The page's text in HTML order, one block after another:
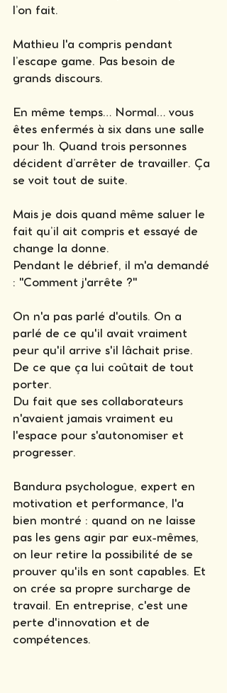
l’on fait.
Mathieu l'a compris pendant
l’escape game. Pas besoin de
grands discours.
En même temps… Normal… vous
êtes enfermés à six dans une salle
pour 1h. Quand trois personnes
décident d’arrêter de travailler. Ça
se voit tout de suite.
Mais je dois quand même saluer le
fait qu’il ait compris et essayé de
change la donne.
Pendant le débrief, il m'a demandé
: "Comment j'arrête ?"
On n'a pas parlé d'outils. On a
parlé de ce qu'il avait vraiment
peur qu'il arrive s'il lâchait prise.
De ce que ça lui coûtait de tout
porter.
Du fait que ses collaborateurs
n'avaient jamais vraiment eu
l'espace pour s'autonomiser et
progresser.
Bandura psychologue, expert en
motivation et performance, l'a
bien montré : quand on ne laisse
pas les gens agir par eux-mêmes,
on leur retire la possibilité de se
prouver qu'ils en sont capables. Et
on crée sa propre surcharge de
travail. En entreprise, c'est une
perte d'innovation et de
compétences.